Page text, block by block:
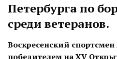
Петербурга по
среди ветеранов.
Воскресенский
победителем на ХV